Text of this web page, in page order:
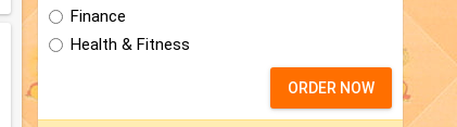
Finance
Health & Fitness
ORDER NOW